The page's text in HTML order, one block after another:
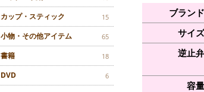
カップ・スティック 15
小物・その他アイテム 65
書籍 18
DVD 6
ブランド
サイズ
逆止弁
容量